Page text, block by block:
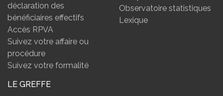
déclaration des
bénéficiaires effectifs
Accès RPVA
Suivez votre affaire ou
procédure
Suivez votre formalité
Observatoire statistiques
Lexique
LE GREFFE